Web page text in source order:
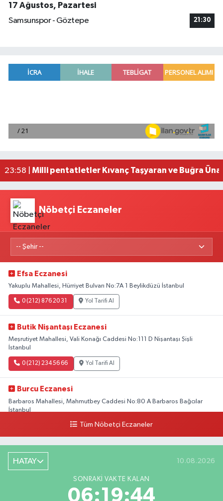
17 Ağustos, Pazartesi
Samsunspor - Göztepe
21:30
00:39 |
Mersin'de uyuşturucu operasyonunda 190
23:58 | Milli pentatletler Kıvanç Taşyaran ve Buğra
Nöbetçi Eczaneler
Efsa Eczanesi
Yakuplu Mahallesi, Hürriyet Bulvarı No:7A 1 Beylikdüzü İstanbul
0 (212) 876 20 31 Yol Tarifi Al
Butik Nişantaşı Eczanesi
Meşrutiyet Mahallesi, Vali Konağı Caddesi No:111 D Nişantaşı Şişli
İstanbul
0 (212) 234 56 66 Yol Tarifi Al
Burcu Eczanesi
Barbaros Mahallesi, Mahmutbey Caddesi No:80 A Barbaros Bağcılar
İstanbul
Yol Tarifi Al
Tuna Tillo Eczanesi
Akşemsettin Mahallesi, Akdeniz Caddesi No:12 A Fatih İstanbul
Yol Tarifi Al
Tüm Nöbetçi Eczaneler
HATAY 10.08.2026
SONRAKI VAKTE KALAN
06:19:43